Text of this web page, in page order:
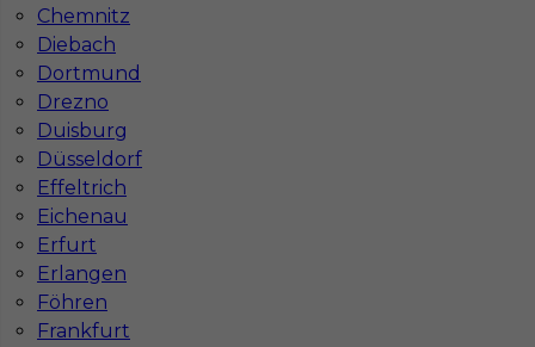
Chemnitz
Diebach
Dortmund
Drezno
Duisburg
Düsseldorf
Effeltrich
Eichenau
Erfurt
Erlangen
Föhren
Frankfurt
Praca dla ślusarza w Niemczech
Kategoria
Lokalizacja Niemcy
Wymagane języki